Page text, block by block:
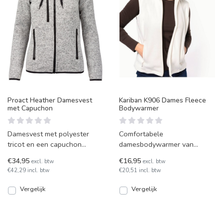
Proact Heather Damesvest
met Capuchon
Damesvest met polyester
tricot en een capuchon
voering. Met ritssluiting, zijz
€34,95 excl. btw
€42,29 incl. btw
Vergelijk
Kariban K906 Dames Fleece
Bodywarmer
Comfortabele
damesbodywarmer van
pluisbehandeling. Voorzien
van een geta
€16,95 excl. btw
€20,51 incl. btw
Vergelijk